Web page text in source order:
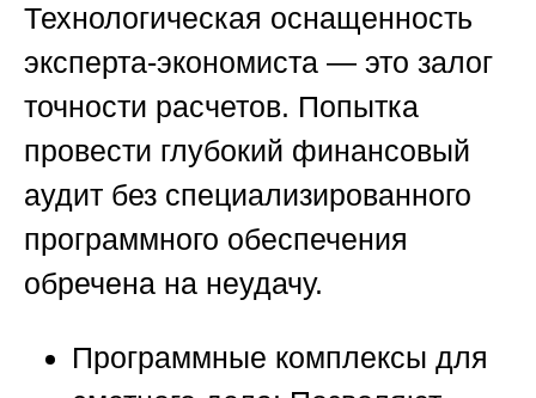
Технологическая оснащенность
эксперта-экономиста — это залог
точности расчетов. Попытка
провести глубокий финансовый
аудит без специализированного
программного обеспечения
обречена на неудачу.
Программные комплексы для